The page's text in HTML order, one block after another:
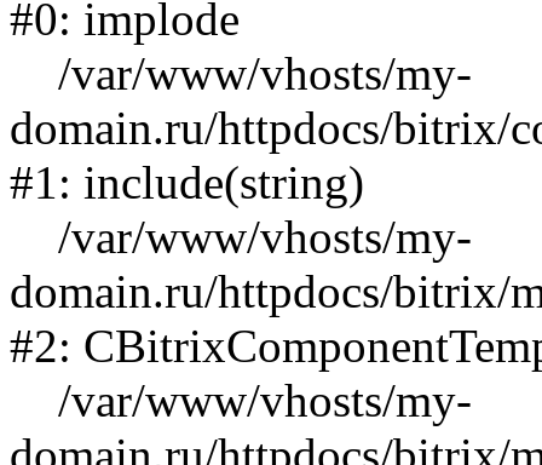
#0: implode
/var/www/vhosts/my-
domain.ru/httpdocs/bitrix/
#1: include(string)
/var/www/vhosts/my-
domain.ru/httpdocs/bitrix/
#2:
/var/www/vhosts/my-